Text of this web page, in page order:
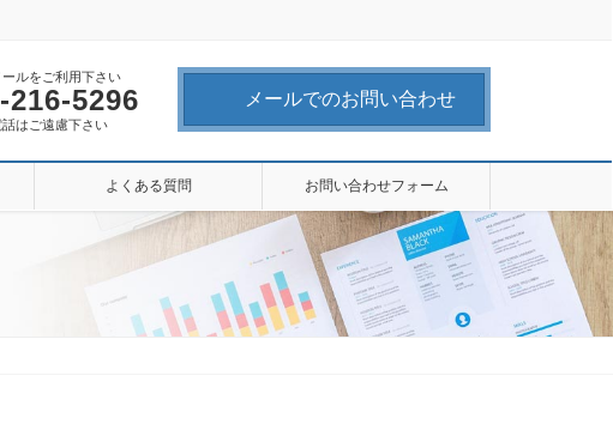
ルをご利用下さい
216-5296
はご遠慮下さい
メールでのお問い合わせ
よくある質問 お問い合わせフォーム